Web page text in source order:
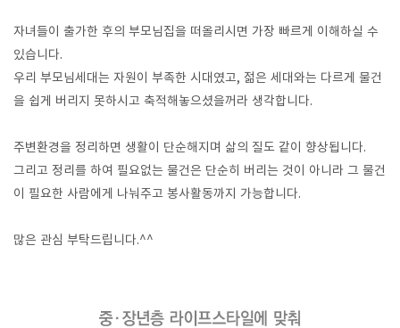
자녀들이 출가한 후의 부모님집을 떠올리시면 가장 빠르게 이해하실 수
있습니다.
우리 부모님세대는 자원이 부족한 시대였고, 젊은 세대와는 다르게 물건
을 쉽게 버리지 못하시고 축적해놓으셨을꺼라 생각합니다.
주변환경을 정리하면 생활이 단순해지며 삶의 질도 같이 향상됩니다.
그리고 정리를 하여 필요없는 물건은 단순히 버리는 것이 아니라 그 물건
이 필요한 사람에게 나눠주고 봉사활동까지 가능합니다.
많은 관심 부탁드립니다.^^